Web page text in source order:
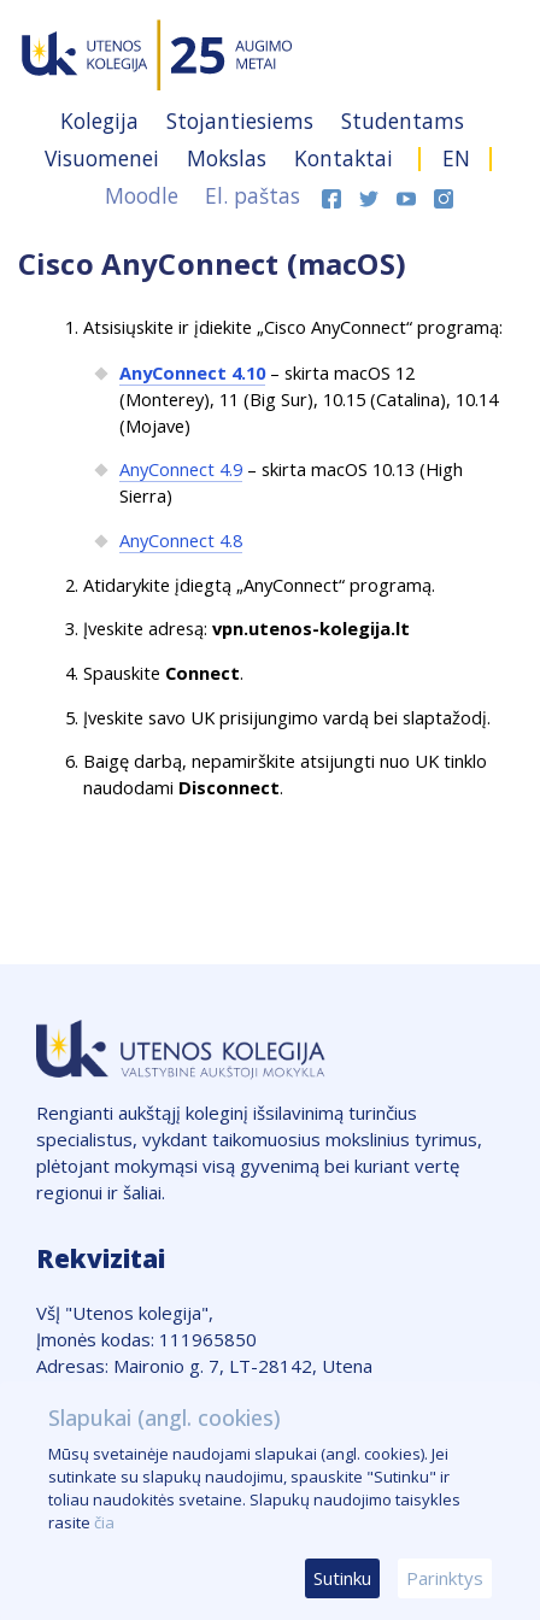
Kolegija Stojantiesiems
Studentams
Visuomenei
Mokslas Kontaktai
EN
Moodle
El. paštas
Cisco AnyConnect (macOS)
Atsisiųskite ir įdiekite „Cisco AnyConnect“ programą:
AnyConnect 4.10– skirta macOS 12
(Monterey), 11 (Big Sur), 10.15 (Catalina), 10.14
(Mojave)
AnyConnect 4.9 – skirta macOS 10.13 (High
Sierra)
AnyConnect 4.8
Atidarykite įdiegtą „AnyConnect“ programą.
Įveskite adresą:vpn.utenos-kolegija.lt
Spauskite Connect.
Įveskite savo UK prisijungimo vardą bei slaptažodį.
Baigę darbą, nepamirškite atsijungti nuo UK tinklo
naudodami Disconnect.
Rengianti aukštąjį koleginį išsilavinimą turinčius
specialistus, vykdant taikomuosius mokslinius tyrimus,
plėtojant mokymąsi visą gyvenimą bei kuriant vertę
regionui ir šaliai.
Rekvizitai
VšĮ "Utenos kolegija",
Įmonės kodas: 111965850
Adresas: Maironio g. 7, LT-28142, Utena
Žemėlapis
Slapukų taisyklės
Logotipas
Kontaktai žiniasklaidai
Slapukai (angl. cookies)
Mūsų svetainėje naudojami slapukai (angl. cookies). Jei
sutinkate su slapukų naudojimu, spauskite "Sutinku" ir
toliau naudokitės svetaine. Slapukų naudojimo taisykles
rasite čia
Sutinku Parinktys